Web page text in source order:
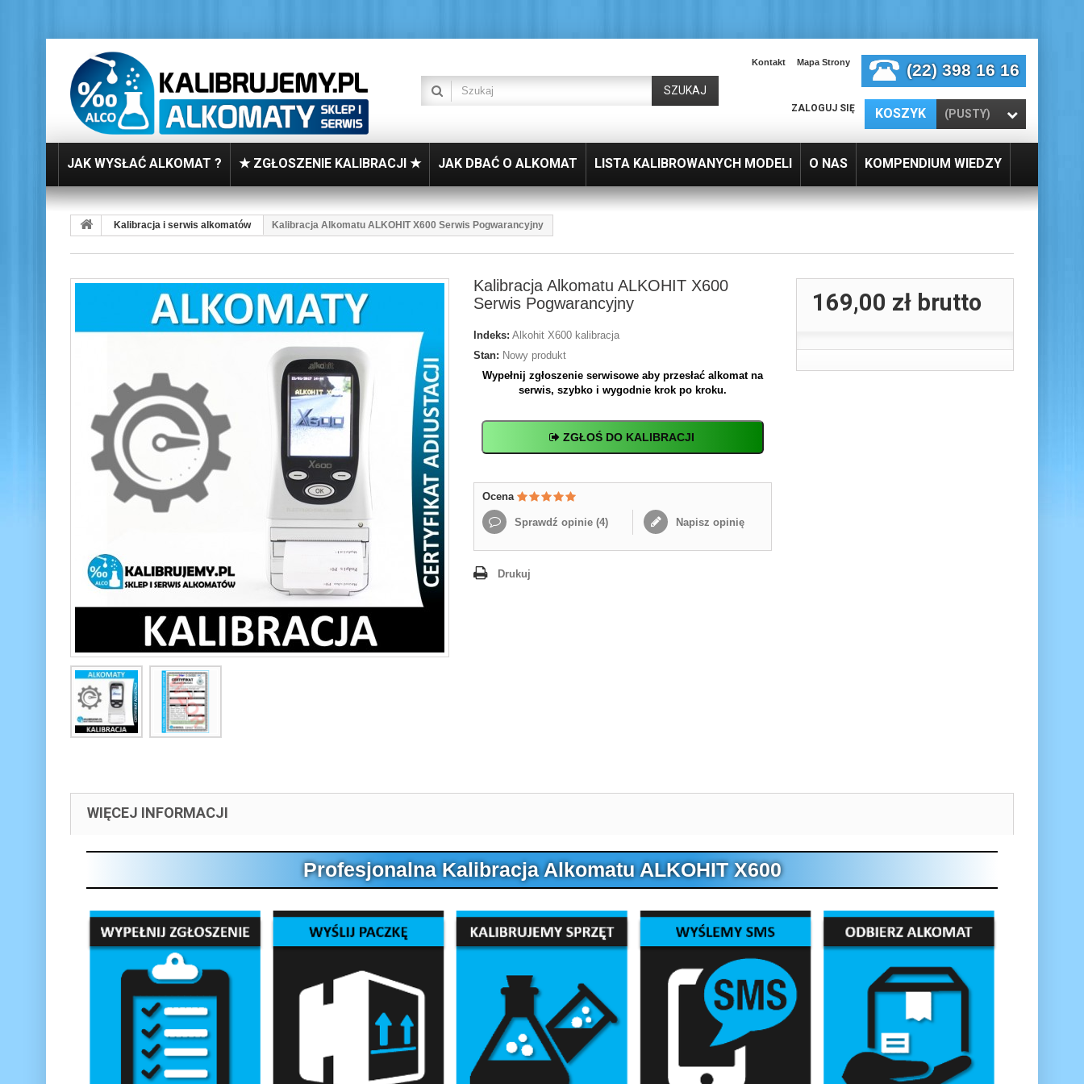
Kontakt Mapa Strony (22) 398 16 16
KOSZYK (PUSTY)
ZALOGUJ SIĘ
SZUKAJ
JAK WYSŁAĆ ALKOMAT ? ★ ZGŁOSZENIE KALIBRACJI ★ JAK DBAĆ O ALKOMAT LISTA KALIBROWANYCH MODELI O NAS KOMPENDIUM WIEDZY
Kalibracja i serwis alkomatów Kalibracja Alkomatu ALKOHIT X600 Serwis Pogwarancyjny
Kalibracja Alkomatu ALKOHIT X600
Serwis Pogwarancyjny
Indeks: Alkohit X600 kalibracja
Stan: Nowy produkt
Wypełnij zgłoszenie serwisowe aby przesłać alkomat na
serwis, szybko i wygodnie krok po kroku.
ZGŁOŚ DO KALIBRACJI
Ocena
Sprawdź opinie (4) Napisz opinię
Drukuj
169,00 złbrutto
WIĘCEJ INFORMACJI
Profesjonalna Kalibracja Alkomatu ALKOHIT X600